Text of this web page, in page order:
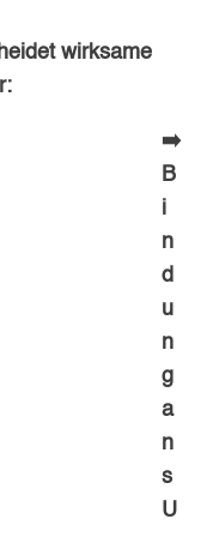
wirksame
➡️
B
i
n
d
u
n
g
a
n
s
U